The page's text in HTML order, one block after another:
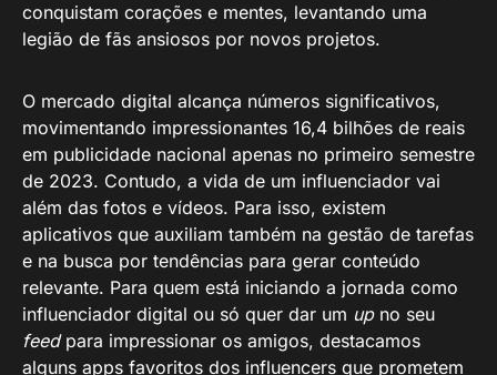
conquistam corações e mentes, levantando uma
legião de fãs ansiosos por novos projetos.
O mercado digital alcança números significativos,
movimentando impressionantes 16,4 bilhões de reais
em publicidade nacional apenas no primeiro semestre
de 2023. Contudo, a vida de um influenciador vai
além das fotos e vídeos. Para isso, existem
aplicativos que auxiliam também na gestão de tarefas
e na busca por tendências para gerar conteúdo
relevante. Para quem está iniciando a jornada como
influenciador digital ou só quer dar um up no seu
feed para impressionar os amigos, destacamos
alguns apps favoritos dos influencers que prometem